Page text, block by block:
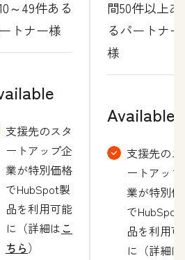
～49件ある
トナー様
支援先のスタ
ートアップ企
業が特別価格
でHubSpot製
品を利用可能
に（詳細は こ
ちら）
間50件以上あ
るパートナー
様
Available
支援先の
ートアッ
業が特別
でHubSpot
品を利用
に（詳細は